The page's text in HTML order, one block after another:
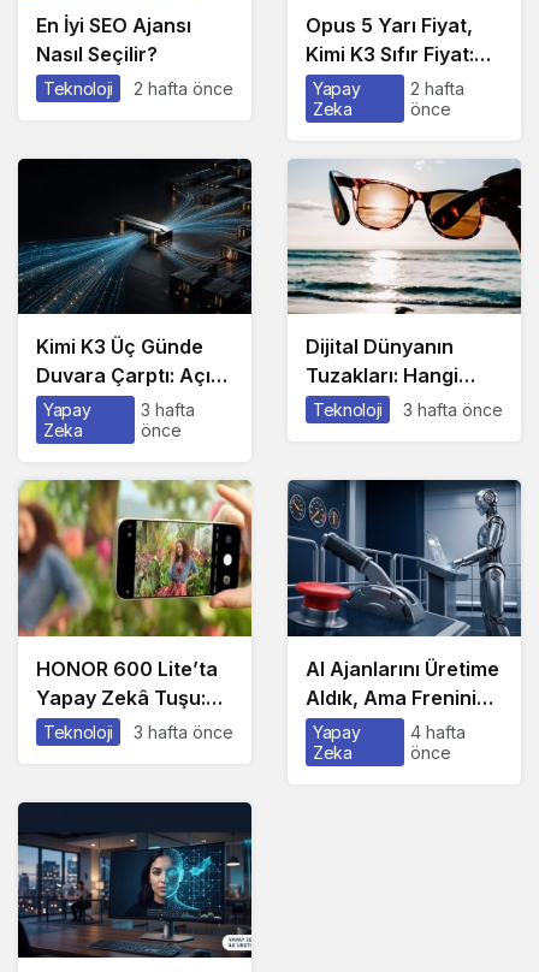
En İyi SEO Ajansı
Nasıl Seçilir?
Teknoloji 2 hafta önce
Opus 5 Yarı Fiyat,
Kimi K3 Sıfır Fiyat:
Model Artık Rekabet
Avantajın Değil
Yapay
Zeka
2 hafta
önce
Kimi K3 Üç Günde
Duvara Çarptı: Açık
Model Yarışında Asıl
Rekabet Zekâ Değil,
Yapay
Zeka
3 hafta
önce
Dijital Dünyanın
Tuzakları: Hangi
Yöntemleri
Teknoloji 3 hafta önce
HONOR 600 Lite’ta
Yapay Zekâ Tuşu:
Özelliklere
Teknoloji 3 hafta önce
AI Ajanlarını Üretime
Aldık, Ama Frenini
Takmayı Unuttuk
Yapay
Zeka
4 hafta
önce